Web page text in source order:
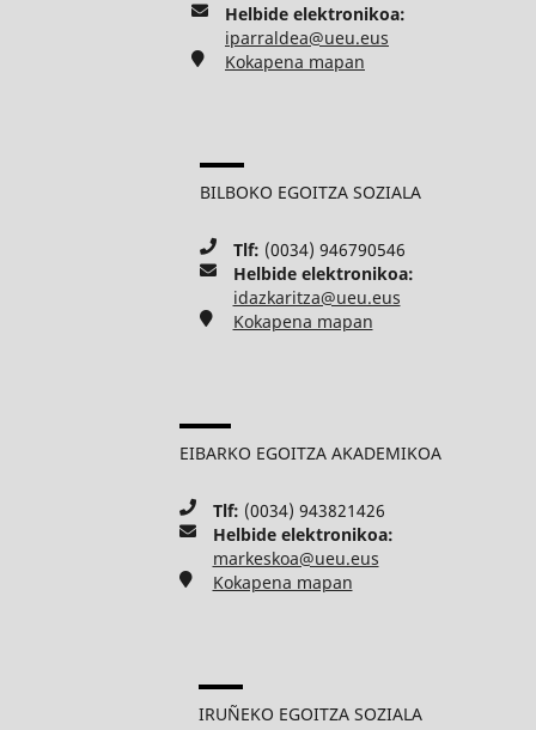
Helbide elektronikoa:
iparraldea@ueu.eus
Kokapena mapan
BILBOKO EGOITZA SOZIALA
Tlf: (0034) 946790546
Helbide elektronikoa:
idazkaritza@ueu.eus
Kokapena mapan
EIBARKO EGOITZA AKADEMIKOA
Tlf: (0034) 943821426
Helbide elektronikoa:
markeskoa@ueu.eus
Kokapena mapan
IRUÑEKO EGOITZA SOZIALA